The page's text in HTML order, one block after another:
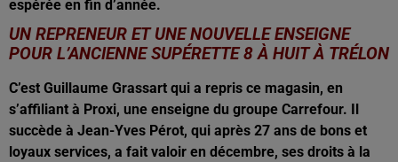
espérée en fin d’année.
UN REPRENEUR ET UNE NOUVELLE ENSEIGNE
POUR L’ANCIENNE SUPÉRETTE 8 À HUIT À TRÉLON
C’est Guillaume Grassart qui a repris ce magasin, en
s’affiliant à Proxi, une enseigne du groupe Carrefour. Il
succède à Jean-Yves Pérot, qui après 27 ans de bons et
loyaux services, a fait valoir en décembre, ses droits à la